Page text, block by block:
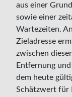
aus einer
sowie einer
Wartezeiten.
Zieladresse
zwischen
Entfernung
dem heute
Schätzwert für